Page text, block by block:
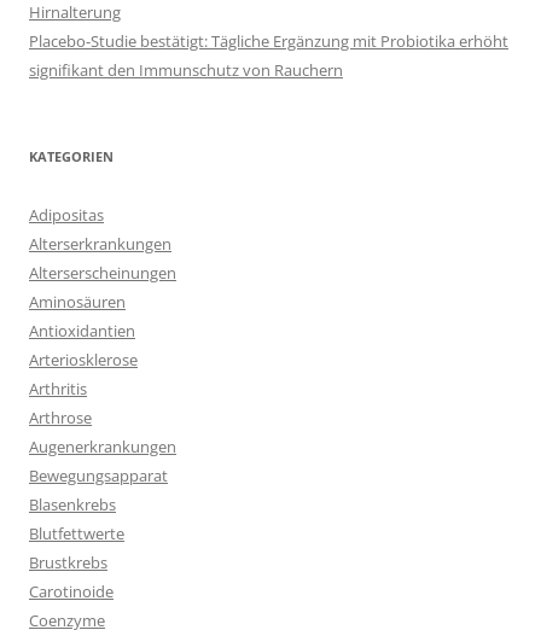
Hirnalterung
Placebo-Studie bestätigt: Tägliche Ergänzung mit Probiotika erhöht
signifikant den Immunschutz von Rauchern
KATEGORIEN
Adipositas
Alterserkrankungen
Alterserscheinungen
Aminosäuren
Antioxidantien
Arteriosklerose
Arthritis
Arthrose
Augenerkrankungen
Bewegungsapparat
Blasenkrebs
Blutfettwerte
Brustkrebs
Carotinoide
Coenzyme